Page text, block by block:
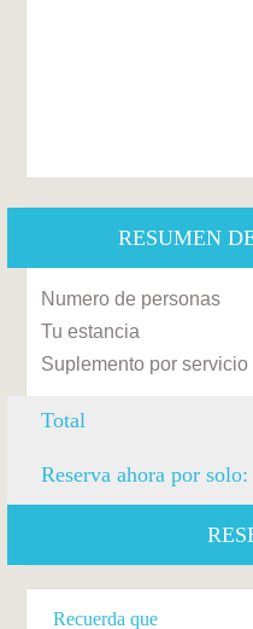
RESUMEN
Numero de personas
Tu estancia
Suplemento por servicio
Total
Reserva ahora por solo:
Recuerda que